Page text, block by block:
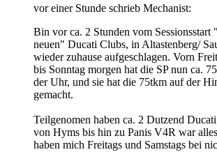
vor einer Stunde schrieb Mechanist:
Bin vor ca. 2 Stunden vom Sessionsstart
neuen" Ducati Clubs, in Altastenberg/
wieder zuhause aufgeschlagen. Vorn
bis Sonntag morgen hat die SP nun ca.
der Uhr, und sie hat die 75tkm auf der
gemacht.
Teilgenomen haben ca. 2 Dutzend
von Hyms bis hin zu Panis V4R war
haben mich Freitags und Samstags bei